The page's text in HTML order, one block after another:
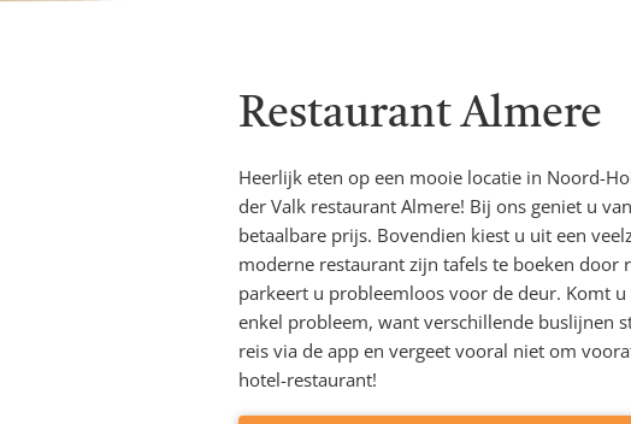
Restaurant Almere
Heerlijk eten op een mooie locatie in Noord-
der Valk restaurant Almere! Bij ons geniet u
betaalbare prijs. Bovendien kiest u uit een
moderne restaurant zijn tafels te boeken door
parkeert u probleemloos voor de deur. Komt
enkel probleem, want verschillende buslijnen
reis via de app en vergeet vooral niet om
hotel-restaurant!